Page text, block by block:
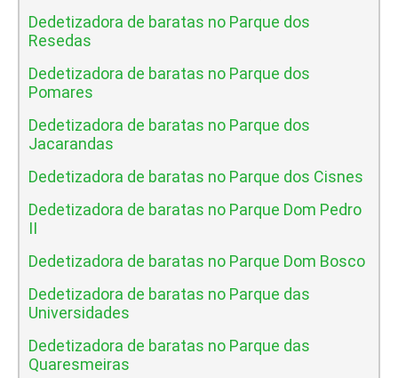
Dedetizadora de baratas no Parque dos
Resedas
Dedetizadora de baratas no Parque dos
Pomares
Dedetizadora de baratas no Parque dos
Jacarandas
Dedetizadora de baratas no Parque dos Cisnes
Dedetizadora de baratas no Parque Dom Pedro
II
Dedetizadora de baratas no Parque Dom Bosco
Dedetizadora de baratas no Parque das
Universidades
Dedetizadora de baratas no Parque das
Quaresmeiras